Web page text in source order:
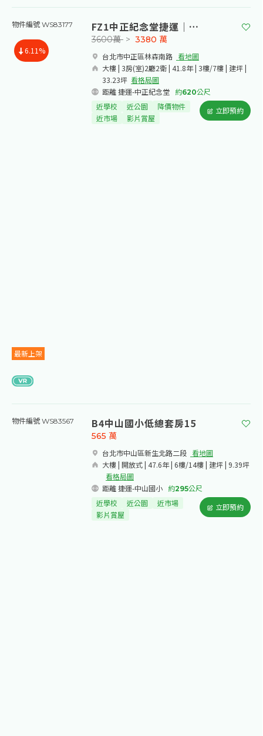
物件編號 WS83177
6.11%
最新上架
FZ1中正紀念堂捷運｜三房
台北市中正區林森南路​ 看地圖
大樓 | 3房(室)2廳2衛 | 41.8年 | 3樓/7樓 | 建坪 |
33.23坪 看格局圖
距離 捷運-中正紀念堂
約620公尺
3600萬 > 3380 萬
近學校 近公園
降價物件
近市場
影片賞屋
立即預約
物件編號 WS83567 B4中山國小低總套房15
台北市中山區新生北路二段​ 看地圖
大樓 | 開放式 | 47.6年 | 6樓/14樓 | 建坪 | 9.39坪
看格局圖
距離 捷運-中山國小
約295公尺
565 萬
近學校 近公園
近市場
影片賞屋
立即預約